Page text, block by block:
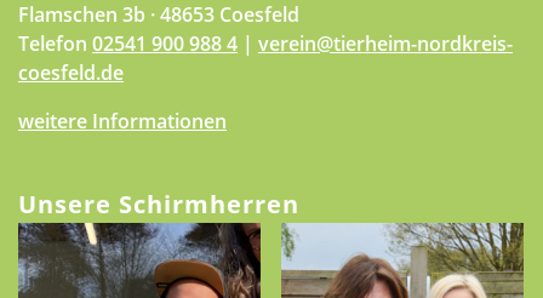
Flamschen 3b · 48653 Coesfeld
Telefon 02541 900 988 4 | verein@tierheim-nordkreis-
coesfeld.de
weitere Informationen
Unsere Schirmherren